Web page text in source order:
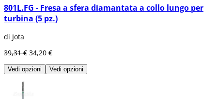
801L.FG - Fresa a sfera diamantata a collo lungo per
turbina (5 pz.)
di Jota
39,31 € 34,20 €
Vedi opzioni Vedi opzioni